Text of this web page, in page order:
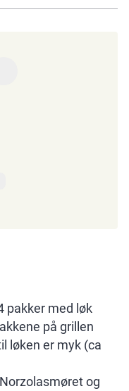
pakker med løk
på grillen
løken er myk (ca
og